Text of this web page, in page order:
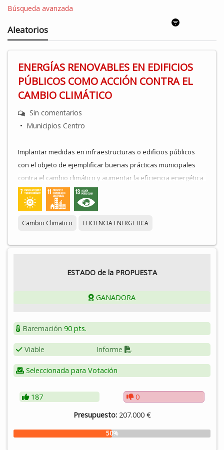
Búsqueda avanzada
Aleatorios
ENERGÍAS RENOVABLES EN EDIFICIOS
PÚBLICOS COMO ACCIÓN CONTRA EL
CAMBIO CLIMÁTICO
Sin comentarios
• Municipios Centro
Implantar medidas en infraestructuras o edificios públicos
con el objeto de ejemplificar buenas prácticas municipales
contra el cambio climático y aumentar la eficiencia energética
. Establecer sistemas de ahorro de energía y de costes
económicos públicos que sirvan de experiencias piloto para
Cambio Climatico EFICIENCIA ENERGETICA
ESTADO de la PROPUESTA
GANADORA
Baremación 90 pts.
Viable Informe
Seleccionada para Votación
187
0
Presupuesto: 207.000 €
50%